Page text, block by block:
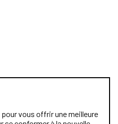
vous offrir une meilleure